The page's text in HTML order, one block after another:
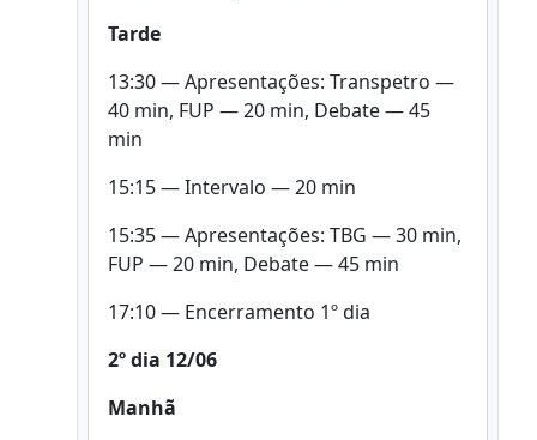
Tarde
13:30 — Apresentações: Transpetro —
40 min, FUP — 20 min, Debate — 45
min
15:15 — Intervalo — 20 min
15:35 — Apresentações: TBG — 30 min,
FUP — 20 min, Debate — 45 min
17:10 — Encerramento 1º dia
2º dia 12/06
Manhã